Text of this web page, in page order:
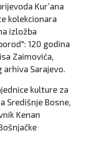
Kur’ana
kolekcionara
izložba
120 godina
Zaimovića,
Sarajevo.
kulture za
Središnje Bosne,
Kenan